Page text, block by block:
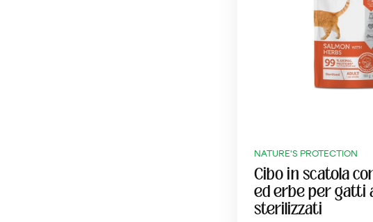
NATURE'S PROTECTION
Cibo in scatola
ed erbe per gatti
sterilizzati